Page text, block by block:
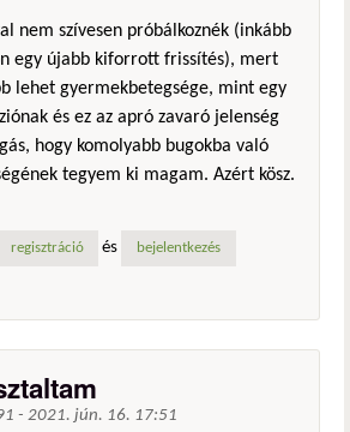
nem szívesen próbálkoznék (inkább
egy újabb kiforrott frissítés), mert
lehet gyermekbetegsége, mint egy
és ez az apró zavaró jelenség
hogy komolyabb bugokba való
tegyem ki magam. Azért kösz.
regisztráció és bejelentkezés
- 2021. jún. 16. 17:51